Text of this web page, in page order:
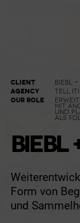
CLIENT
BIEBL
AGENCY
TELL IT!
OUR ROLE
MIT
UND
ALS
BIEBL
Form von
und